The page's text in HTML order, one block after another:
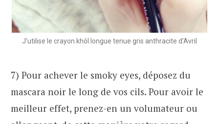
J’utilise le crayon khôl longue tenue gris anthracite d’Avril
7) Pour achever le smoky eyes, déposez du
mascara noir le long de vos cils. Pour avoir le
meilleur effet, prenez-en un volumateur ou